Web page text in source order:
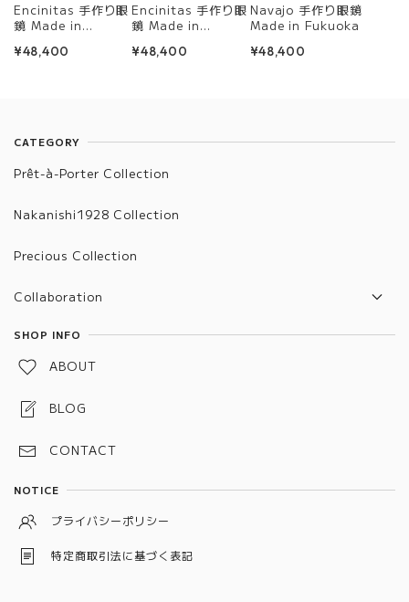
Encinitas 手作り眼
鏡 Made in
¥48,400
Encinitas 手作り眼
鏡 Made in
¥48,400
Navajo 手作り眼鏡
Made in Fukuoka
¥48,400
CATEGORY
Prêt-à-Porter Collection
Nakanishi1928 Collection
Precious Collection
Collaboration
TVR x Nakanishi
SHOP INFO
ABOUT
BLOG
CONTACT
NOTICE
プライバシーポリシー
特定商取引法に基づく表記